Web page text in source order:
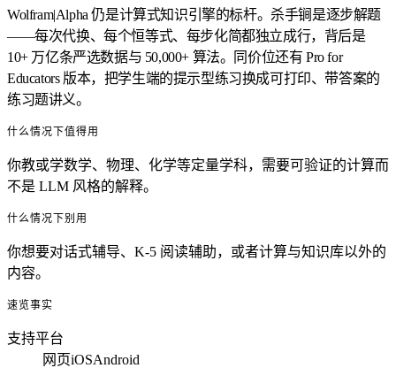
Wolfram|Alpha 仍是计算式知识引擎的标杆。杀手锏是逐步解题
——每次代换、每个恒等式、每步化简都独立成行，背后是
10+ 万亿条严选数据与 50,000+ 算法。同价位还有 Pro for
Educators 版本，把学生端的提示型练习换成可打印、带答案的
练习题讲义。
什么情况下值得用
你教或学数学、物理、化学等定量学科，需要可验证的计算而
不是 LLM 风格的解释。
什么情况下别用
你想要对话式辅导、K-5 阅读辅助，或者计算与知识库以外的
内容。
速览事实
支持平台
网页iOSAndroid